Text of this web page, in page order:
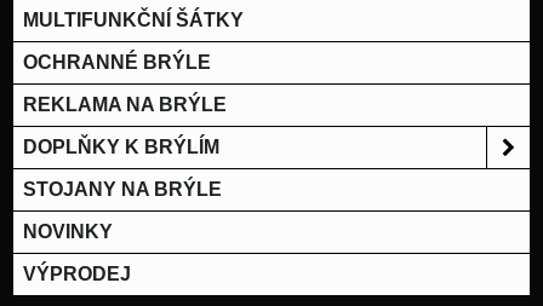
MULTIFUNKČNÍ ŠÁTKY
OCHRANNÉ BRÝLE
REKLAMA NA BRÝLE
DOPLŇKY K BRÝLÍM
STOJANY NA BRÝLE
NOVINKY
VÝPRODEJ